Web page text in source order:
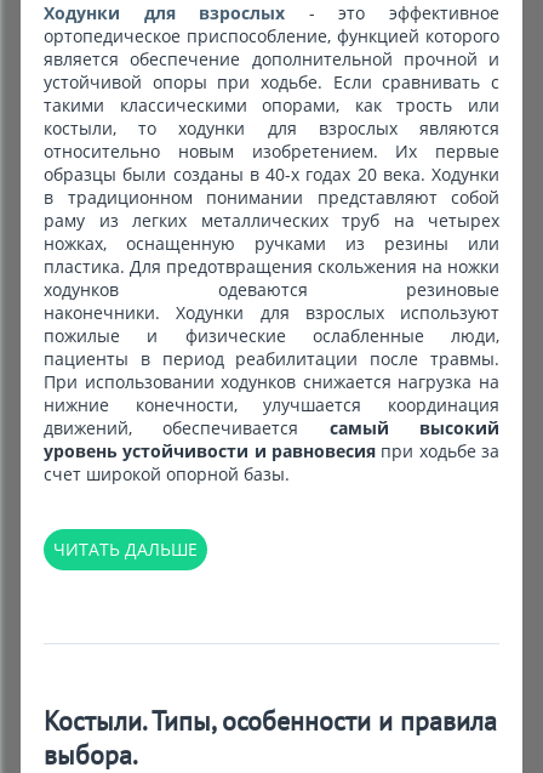
Ходунки для взрослых - это эффективное
ортопедическое приспособление, функцией которого
является обеспечение дополнительной прочной и
устойчивой опоры при ходьбе. Если сравнивать с
такими классическими опорами, как трость или
костыли, то ходунки для взрослых являются
относительно новым изобретением. Их первые
образцы были созданы в 40-х годах 20 века. Ходунки
в традиционном понимании представляют собой
раму из легких металлических труб на четырех
ножках, оснащенную ручками из резины или
пластика. Для предотвращения скольжения на ножки
ходунков одеваются резиновые
наконечники. Ходунки для взрослых используют
пожилые и физические ослабленные люди,
пациенты в период реабилитации после травмы.
При использовании ходунков снижается нагрузка на
нижние конечности, улучшается координация
движений, обеспечивается самый высокий
уровень устойчивости и равновесия при ходьбе за
счет широкой опорной базы.
ЧИТАТЬ ДАЛЬШЕ
Костыли. Типы, особенности и правила
выбора.